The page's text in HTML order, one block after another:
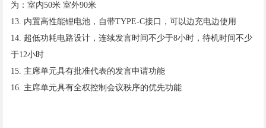
为：室内50米 室外90米
13. 内置高性能锂电池，自带TYPE-C接口，可以边充电边使用
14. 超低功耗电路设计，连续发言时间不少于8小时，待机时间不少
于12小时
15. 主席单元具有批准代表的发言申请功能
16. 主席单元具有全权控制会议秩序的优先功能